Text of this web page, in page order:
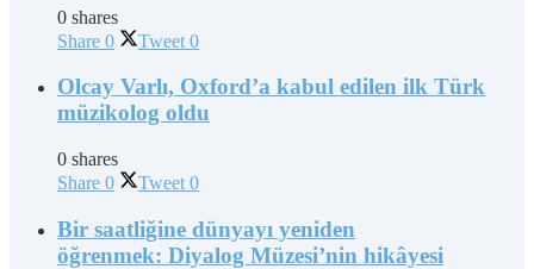
0 shares
Share 0 Tweet 0
Olcay Varlı, Oxford’a kabul edilen ilk Türk
müzikolog oldu
0 shares
Share 0 Tweet 0
Bir saatliğine dünyayı yeniden
öğrenmek: Diyalog Müzesi’nin hikâyesi